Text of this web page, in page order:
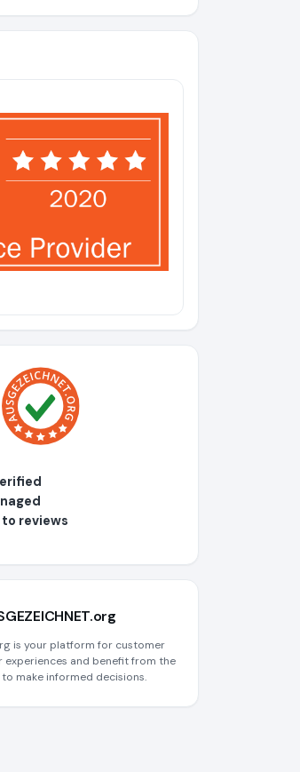
reviews
is your platform for customer
experiences and benefit from the
make informed decisions.